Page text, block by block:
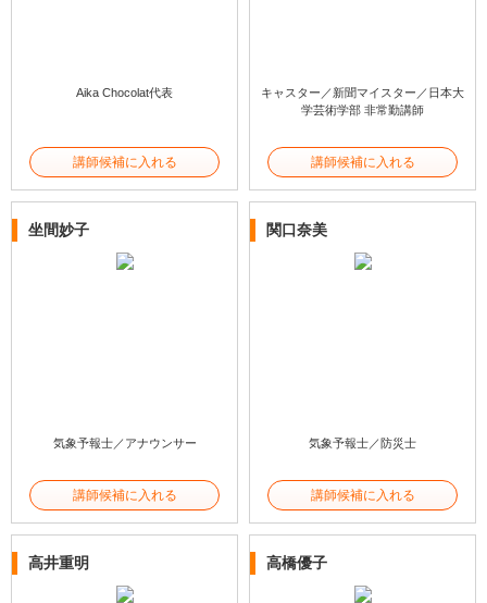
Aika Chocolat代表
講師候補に入れる
キャスター／新聞マイスター／日本大
学芸術学部 非常勤講師
講師候補に入れる
坐間妙子
気象予報士／アナウンサー
講師候補に入れる
関口奈美
気象予報士／防災士
講師候補に入れる
高井重明 高橋優子